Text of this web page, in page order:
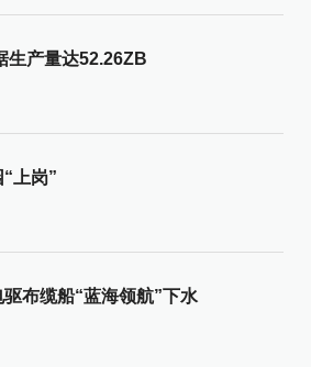
生产量达52.26ZB
上岗”
布缆船“蓝海领航”下水